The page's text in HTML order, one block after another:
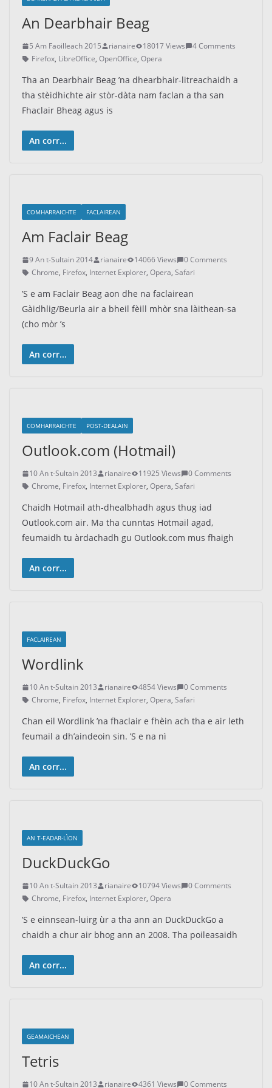
An Dearbhair Beag
5 Am Faoilleach 2015 rianaire 18017 Views
4 Comments
Firefox, LibreOffice, OpenOffice, Opera
Tha an Dearbhair Beag ’na dhearbhair-litreachaidh a
tha stèidhichte air stòr-dàta nam faclan a tha san
Fhaclair Bheag agus is
An corr...
COMHARRAICHTE FACLAIREAN
Am Faclair Beag
9 An t-Sultain 2014 rianaire 14066 Views
0 Comments
Chrome, Firefox, Internet Explorer, Opera, Safari
’S e am Faclair Beag aon dhe na faclairean
Gàidhlig/Beurla air a bheil fèill mhòr sna làithean-sa
(cho mòr ’s
An corr...
COMHARRAICHTE POST-DEALAIN
Outlook.com (Hotmail)
10 An t-Sultain 2013 rianaire 11925 Views
0 Comments
Chrome, Firefox, Internet Explorer, Opera, Safari
Chaidh Hotmail ath-dhealbhadh agus thug iad
Outlook.com air. Ma tha cunntas Hotmail agad,
feumaidh tu àrdachadh gu Outlook.com mus fhaigh
An corr...
FACLAIREAN
Wordlink
10 An t-Sultain 2013 rianaire 4854 Views
0 Comments
Chrome, Firefox, Internet Explorer, Opera, Safari
Chan eil Wordlink ’na fhaclair e fhèin ach tha e air leth
feumail a dh’aindeoin sin. ’S e na nì
An corr...
AN T-EADAR-LÌON
DuckDuckGo
10 An t-Sultain 2013 rianaire 10794 Views
0 Comments
Chrome, Firefox, Internet Explorer, Opera
’S e einnsean-luirg ùr a tha ann an DuckDuckGo a
chaidh a chur air bhog ann an 2008. Tha poileasaidh
An corr...
GEAMAICHEAN
Tetris
10 An t-Sultain 2013 rianaire 4361 Views 0 Comments